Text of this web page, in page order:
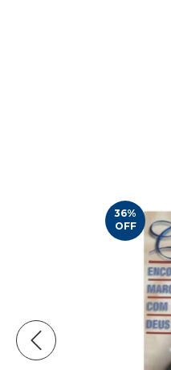
36%
OFF